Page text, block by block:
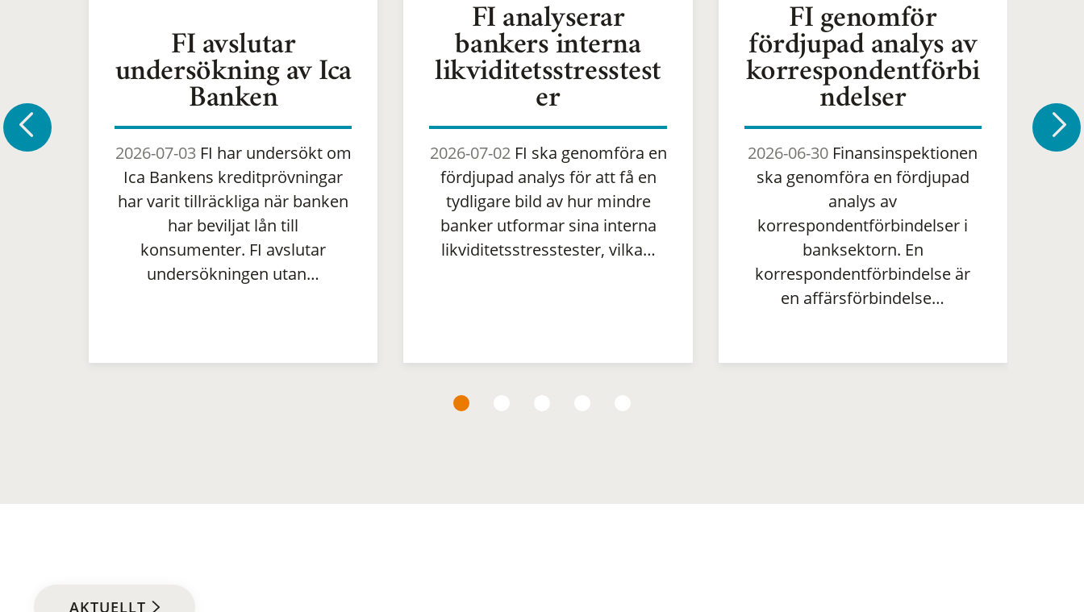
FI avslutar
undersökning av Ica
Banken
2026-07-03FI har undersökt om
Ica Bankens kreditprövningar
har varit tillräckliga när banken
har beviljat lån till
konsumenter. FI avslutar
undersökningen utan…
FI analyserar
bankers interna
likviditetsstresstest
er
2026-07-02FI ska genomföra en
fördjupad analys för att få en
tydligare bild av hur mindre
banker utformar sina interna
likviditetsstresstester, vilka…
FI genomför
fördjupad analys av
korrespondentförbi
ndelser
2026-06-30 Finansinspektionen
ska genomföra en fördjupad
analys av
korrespondentförbindelser i
banksektorn. En
korrespondentförbindelse är
en affärsförbindelse…
AKTUELLT